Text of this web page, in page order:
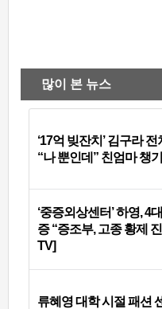
많이 본 뉴스
‘17억 빚잔치’ 김구라
“나 뿐인데” 친엄마 챙
‘중증외상센터’ 하영, 4
증 “증조부, 고종 황제
TV]
류혜영 대학 시절 패션